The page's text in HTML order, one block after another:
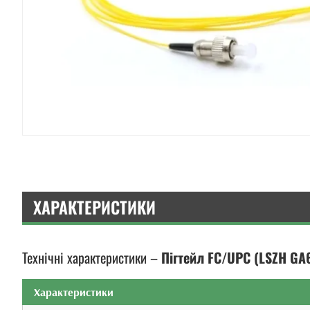
ХАРАКТЕРИСТИКИ
Технічні характеристики – Пігтейл FC/UPC (LSZH
Характеристики